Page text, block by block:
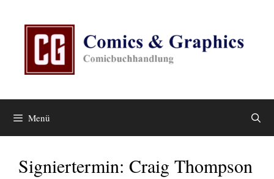
Menü
Signiertermin: Craig Thompson